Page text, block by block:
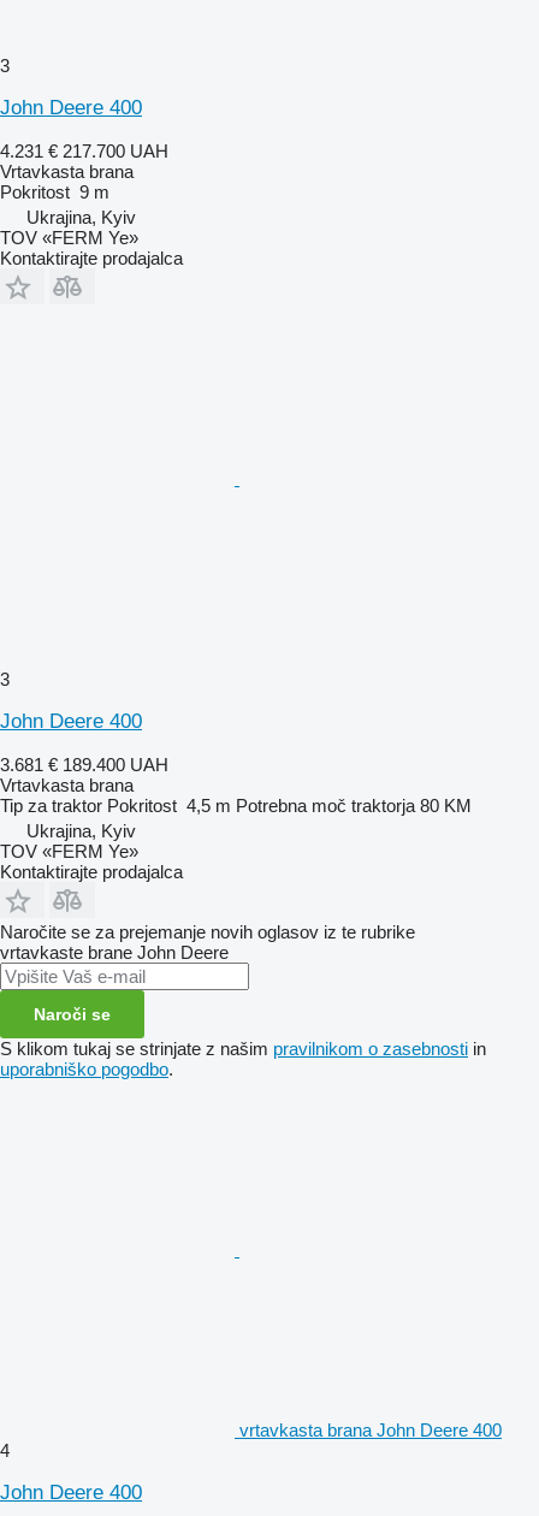
3
John Deere 400
4.231 € 217.700 UAH
Vrtavkasta brana
Pokritost 9 m
Ukrajina, Kyiv
TOV «FERM Ye»
Kontaktirajte prodajalca
3
John Deere 400
3.681 € 189.400 UAH
Vrtavkasta brana
Tip za traktor Pokritost 4,5 m Potrebna moč traktorja 80 KM
Ukrajina, Kyiv
TOV «FERM Ye»
Kontaktirajte prodajalca
Naročite se za prejemanje novih oglasov iz te rubrike
vrtavkaste brane John Deere
Naroči se
S klikom tukaj se strinjate z našim pravilnikom o zasebnosti in
uporabniško pogodbo.
vrtavkasta brana John Deere 400
4
John Deere 400